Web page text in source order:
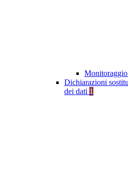
Dichiarazioni
dei dati 1